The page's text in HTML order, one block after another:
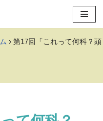
› 第17回「これって何科？頭